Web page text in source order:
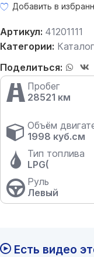
Добавить в
Артикул: 41201111
Категории: Каталог
Поделиться:
Пробег
28521 км
Объём
1998 куб.см
Тип топлива
LPG(
Руль
Левый
Есть видео